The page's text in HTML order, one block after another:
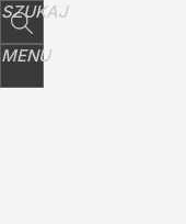
SZUKAJ
MENU